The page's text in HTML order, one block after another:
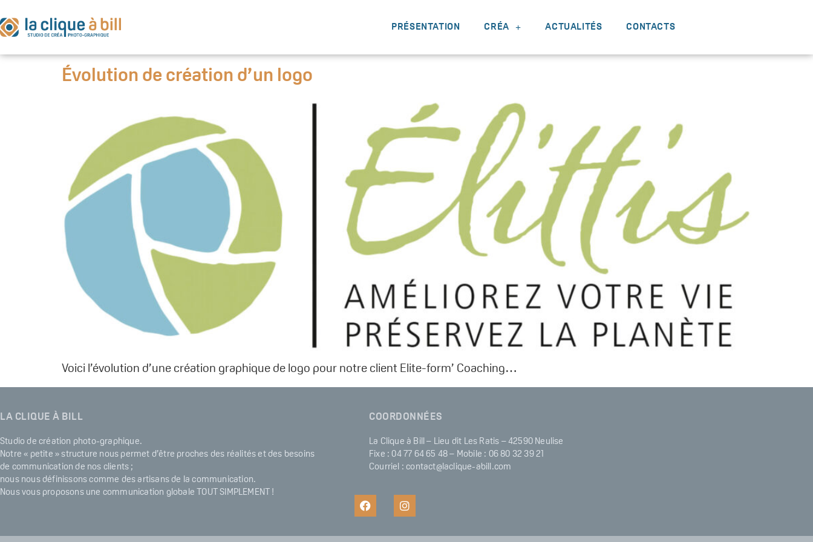
PRÉSENTATION CRÉA ACTUALITÉS CONTACTS
Étiquette :
Évolution de création d’un logo
Voici l’évolution d’une création graphique de logo pour notre client Elite-form’ Coaching…
LA CLIQUE À BILL
Studio de création photo-graphique.
Notre « petite » structure nous permet d’être proches des réalités et des besoins
de communication de nos clients ;
nous nous définissons comme des artisans de la communication.
Nous vous proposons une communication globale TOUT SIMPLEMENT !
COORDONNÉES
La Clique à Bill – Lieu dit Les Ratis – 42590 Neulise
Fixe : 04 77 64 65 48 – Mobile : 06 80 32 39 21
Courriel : contact@laclique-abill.com